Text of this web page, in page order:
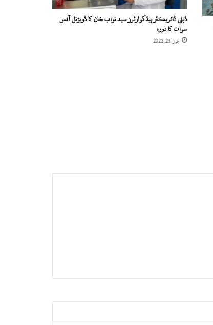
ڈپٹی ڈائریکٹر ہیڈکوارٹرز سید نواب خان کا ڈویژنل آفس
سوات کا دورہ
جون 23, 2022